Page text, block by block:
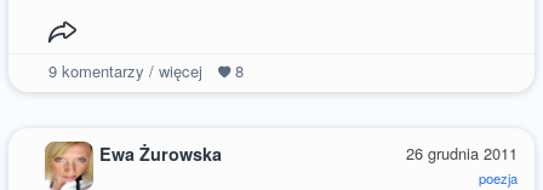
9komentarzy / więcej 8
26 grudnia 2011
poezja
Ewa Żurowska